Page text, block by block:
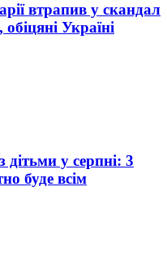
втрапив у скандал
Україні
у серпні: 3
буде всім